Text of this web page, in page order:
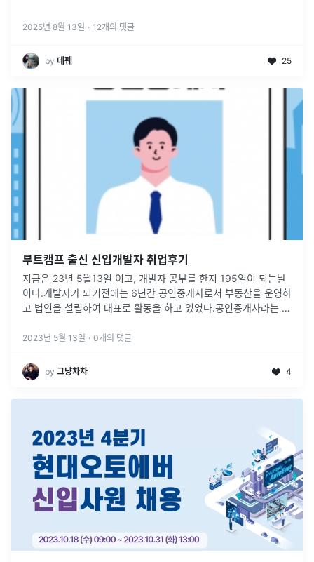
2025년 8월 13일 · 12개의 댓글
by 데꿰 25
부트캠프 출신 신입개발자 취업후기
지금은 23년 5월13일 이고, 개발자 공부를 한지 195일이 되는날
이다.개발자가 되기전에는 6년간 공인중개사로서 부동산을 운영하
고 법인을 설립하여 대표로 활동을 하고 있었다.공인중개사라는 직
제, 기타...
2023년 5월 13일 · 0개의 댓글
by 그냥차차 4